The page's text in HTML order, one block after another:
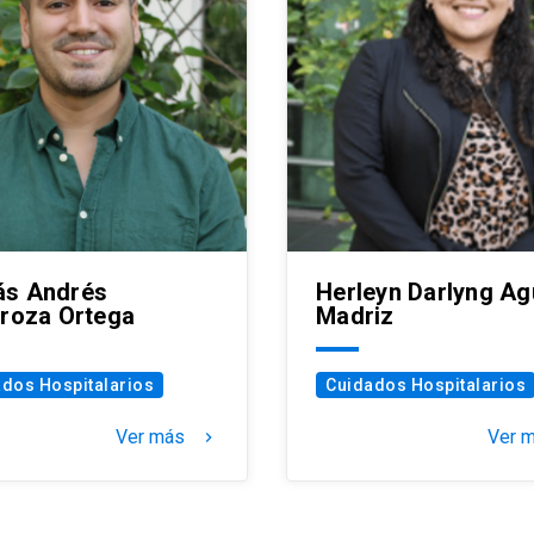
Andrés
Ortega
Hospitalarios
Ver más keyboard_arrow_right
Herleyn Darlyng
Madriz
Cuidados Hospitalarios
Ver